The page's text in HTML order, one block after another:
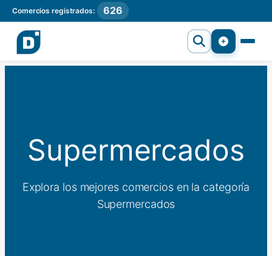
Comercios registrados: 626
Supermercados
Explora los mejores comercios en la categoría
Supermercados